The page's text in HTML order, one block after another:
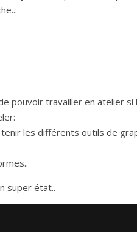
pouvoir travailler en atelier si
les différents outils de
super état..